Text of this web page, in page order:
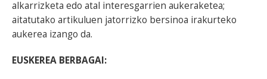
alkarrizketa edo atal interesgarrien aukeraketea;
aitatutako artikuluen jatorrizko bersinoa irakurteko
aukerea izango da.
EUSKEREA BERBAGAI: